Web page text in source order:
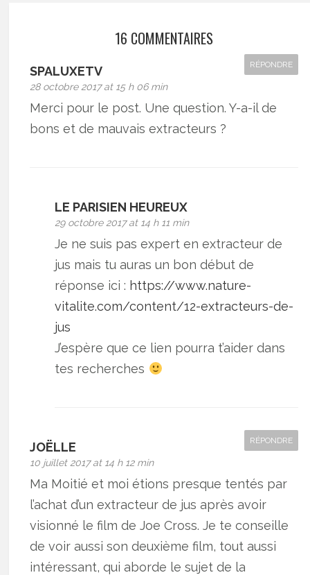
16 COMMENTAIRES
SPALUXETV
28 octobre 2017 at 15 h 06 min
RÉPONDRE
Merci pour le post. Une question. Y-a-il de
bons et de mauvais extracteurs ?
LE PARISIEN HEUREUX
29 octobre 2017 at 14 h 11 min
Je ne suis pas expert en extracteur de
jus mais tu auras un bon début de
réponse ici : https://www.nature-
vitalite.com/content/12-extracteurs-de-
jus
J’espère que ce lien pourra t’aider dans
tes recherches
JOËLLE
10 juillet 2017 at 14 h 12 min
RÉPONDRE
Ma Moitié et moi étions presque tentés par
l’achat d’un extracteur de jus après avoir
visionné le film de Joe Cross. Je te conseille
de voir aussi son deuxième film, tout aussi
intéressant, qui aborde le sujet de la